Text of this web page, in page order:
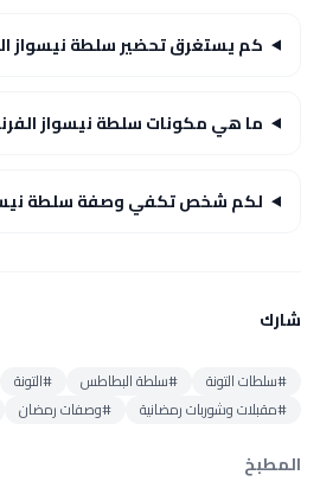
كم يستغرق تحضير سلطة نيسواز
ما هي مكونات سلطة نيسواز
لكم شخص تكفي وصفة سلطة
شارك
#سلطات التونة #سلطة البطاطس #التونة
#مقبلات وشوربات رمضانية
#وصفات رمضان
المطبخ